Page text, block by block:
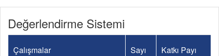
Değerlendirme Sistemi
Çalışmalar Sayı Katkı Payı